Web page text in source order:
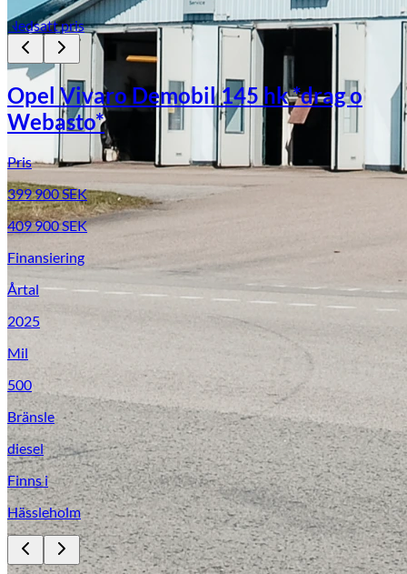
Nedsatt pris
Opel Vivaro Demobil 145 hk *drag o
Webasto*
Pris
399 900SEK
409 900SEK
Finansiering
Årtal
2025
Mil
500
Bränsle
diesel
Finns i
Hässleholm